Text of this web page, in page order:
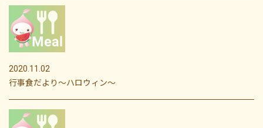
2020.11.02
行事食だより〜ハロウィン～